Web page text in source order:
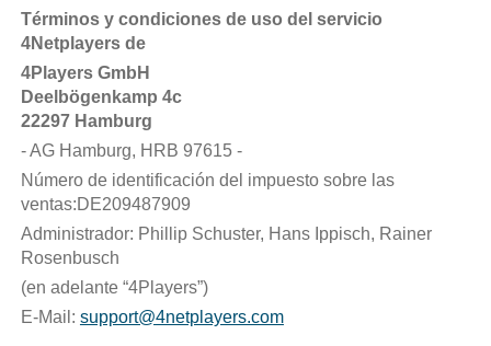
Términos y condiciones de uso del servicio
4Netplayers de
4Players GmbH
Deelbögenkamp 4c
22297 Hamburg
- AG Hamburg, HRB 97615 -
Número de identificación del impuesto sobre las
ventas:DE209487909
Administrador: Phillip Schuster, Hans Ippisch, Rainer
Rosenbusch
(en adelante “4Players”)
E-Mail: support@4netplayers.com